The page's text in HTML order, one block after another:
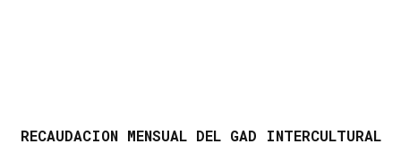
RECAUDACION MENSUAL DEL GAD INTERCULTURAL